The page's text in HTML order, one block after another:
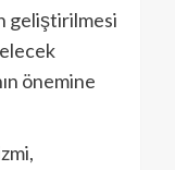
geliştirilmesi
önemine